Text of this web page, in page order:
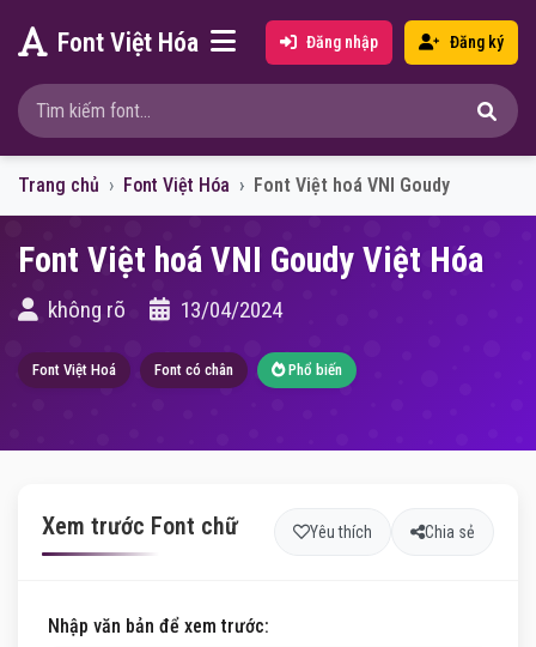
Font Việt Hóa Đăng nhập Đăng ký
Trang chủ Font Việt Hóa Font Việt hoá VNI Goudy
Font Việt hoá VNI Goudy Việt Hóa
không rõ 13/04/2024
Font Việt Hoá Font có chân Phổ biến
Xem trước Font chữ Yêu thích Chia sẻ
Nhập văn bản để xem trước: